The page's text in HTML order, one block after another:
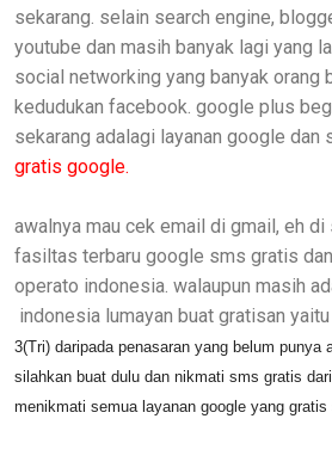
sekarang. selain search engine,
youtube dan masih banyak lagi yang
social networking yang banyak orang
kedudukan facebook. google plus
sekarang adalagi layanan google dan
gratis google.
awalnya mau cek email di gmail, eh
fasiltas terbaru google sms gratis
operato indonesia. walaupun masih
indonesia lumayan buat gratisan yaitu
3(Tri) daripada penasaran yang belum punya
silahkan buat dulu dan nikmati sms gratis
menikmati semua layanan google yang gratis